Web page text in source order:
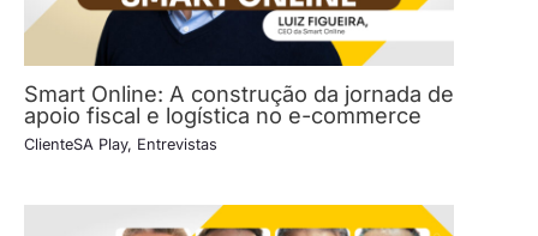
Smart Online: A construção da jornada de
apoio fiscal e logística no e-commerce
ClienteSA Play, Entrevistas